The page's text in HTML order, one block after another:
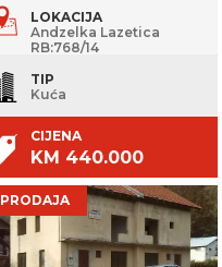
LOKACIJA
Andzelka Lazetica
RB:768/14
TIP
Kuća
CIJENA
KM 440.000
PRODAJA